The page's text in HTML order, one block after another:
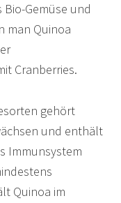
Gemüse und
man Quinoa
Cranberries.
gehört
und enthält
Immunsystem
Quinoa im